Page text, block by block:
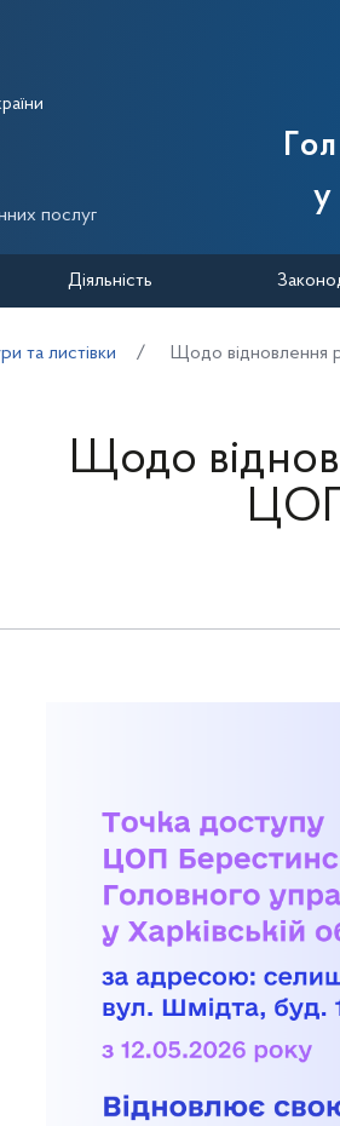
Державної
послуг
у
Діяльність
та листівки Щодо відновлення
Щодо
ЦОП